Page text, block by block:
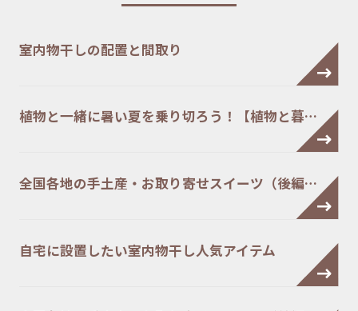
室内物干しの配置と間取り
植物と一緒に暑い夏を乗り切ろう！【植物と暮…
全国各地の手土産・お取り寄せスイーツ（後編…
自宅に設置したい室内物干し人気アイテム